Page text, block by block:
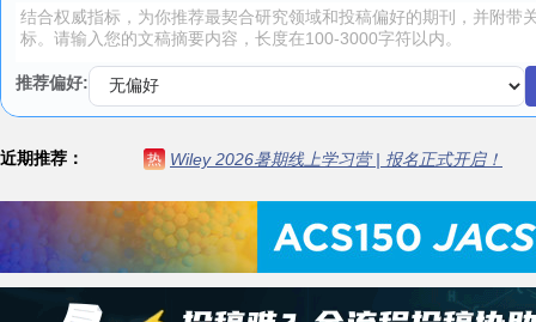
推荐偏好:
近期推荐： 热 Wiley 2026暑期线上学习营 | 报名正式开启！